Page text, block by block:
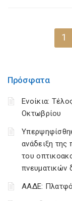
1
Πρόσφατα
Ενοίκια:
Οκτωβρίου
ανάδειξη της
του
πνευματικών
ΑΑΔΕ: